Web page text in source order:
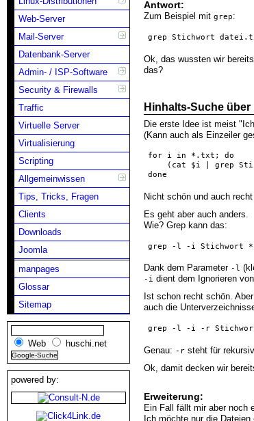
Web-Server
Mail-Server
Datenbank-Server
Admin- / ISP-Software
Security & Firewalls
Traffic
Virtuelle Server
Virtualisierung
Scripting
Allgemeinwissen
Tips, Tricks, Fragen
Clients
Downloads
Joomla
manpages
Glossar
Sitemap
Web huschi.net
powered by:
Antwort:
Zum Beispiel mit grep:
grep Stichwort
Ok, das wussten wir
das?
Hinhalts-Suche über
Die erste Idee ist meist
(Kann auch als Einzeiler
for i in *.txt; do
(cat $i | grep
done
Nicht schön und auch
Es geht aber auch anders.
Wie? Grep kann das:
grep -l -i Stichwort
Dank dem Parameter -l
-i dient dem Ignorieren
Ist schon recht schön.
auch die
grep -l -i -r
Genau: -r steht für
Ok, damit decken wir
Erweiterung:
Ein Fall fällt mir aber noch
Ich möchte nur die